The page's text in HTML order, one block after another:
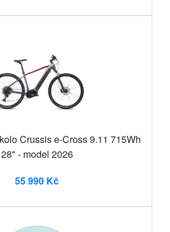
Crussis e-Cross 9.11 715Wh
28" - model 2026
55 990 Kč